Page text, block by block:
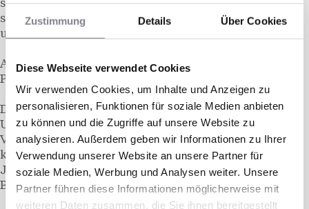
Zustimmung Details Über Cookies
Diese Webseite verwendet Cookies
Wir verwenden Cookies, um Inhalte und Anzeigen zu
personalisieren, Funktionen für soziale Medien anbieten
zu können und die Zugriffe auf unsere Website zu
analysieren. Außerdem geben wir Informationen zu Ihrer
Verwendung unserer Website an unsere Partner für
soziale Medien, Werbung und Analysen weiter. Unsere
Partner führen diese Informationen möglicherweise mit
weiteren Daten zusammen, die Sie ihnen bereitgestellt
sowie ihm unverzüglich den Zugang zur Plattform zu
sperren und ihm den Zugang für die Zukunft zu
untersagen.
ARTIKEL 6 – Vergütung für die Dienstleistungen der
Plattform
Der Zugang zur Plattform und die von dem
Unternehmen angebotenen
Vermittlungsdienstleistungen sind für Bewerber
kostenlos. Für Netzwerkleiter ist ein
Jahresabonnement zu den in den AGB festgelegten
Bedingungen erforderlich.